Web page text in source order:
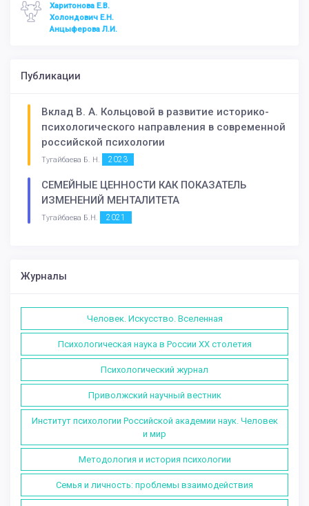
Харитонова Е.В.
Холондович Е.Н.
Анцыферова Л.И.
Публикации
Вклад В. А. Кольцовой в развитие историко-
психологического направления в современной
российской психологии
Тугайбаева Б. Н. 2023
СЕМЕЙНЫЕ ЦЕННОСТИ КАК ПОКАЗАТЕЛЬ
ИЗМЕНЕНИЙ МЕНТАЛИТЕТА
Тугайбаева Б.Н. 2021
Журналы
Человек. Искусство. Вселенная
Психологическая наука в России XX столетия
Психологический журнал
Приволжский научный вестник
Институт психологии Российской академии наук. Человек
и мир
Методология и история психологии
Семья и личность: проблемы взаимодействия